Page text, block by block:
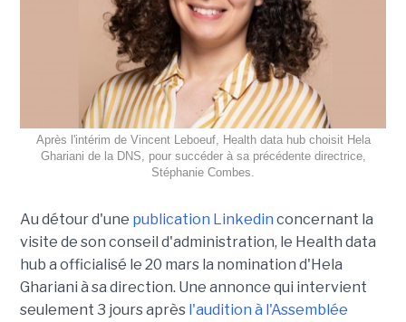
Après l'intérim de Vincent Leboeuf, Health data hub choisit Hela
Ghariani de la DNS, pour succéder à sa précédente directrice,
Stéphanie Combes.
Au détour d'une publication Linkedin concernant la
visite de son conseil d'administration, le Health data
hub a officialisé le 20 mars la nomination d'Hela
Ghariani à sa direction. Une annonce qui intervient
seulement 3 jours après l'audition à l'Assemblée